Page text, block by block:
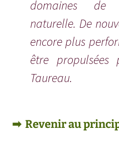
domaines de
naturelle. De
encore plus
être propulsées
Taureau.
➡ Revenir au